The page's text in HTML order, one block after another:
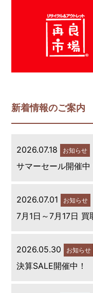
新着情報のご案内
2026.07.18 お知らせ
サマーセール開催中
2026.07.01 お知らせ
7月1日～7月17日
2026.05.30 お知らせ
決算SALE開催中！